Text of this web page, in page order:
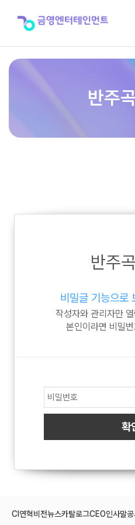
반주
반주
비밀글 기능으로
작성자와 관리자만
본인이라면 비밀
CI 연혁비전뉴스카탈로그CEO인사말